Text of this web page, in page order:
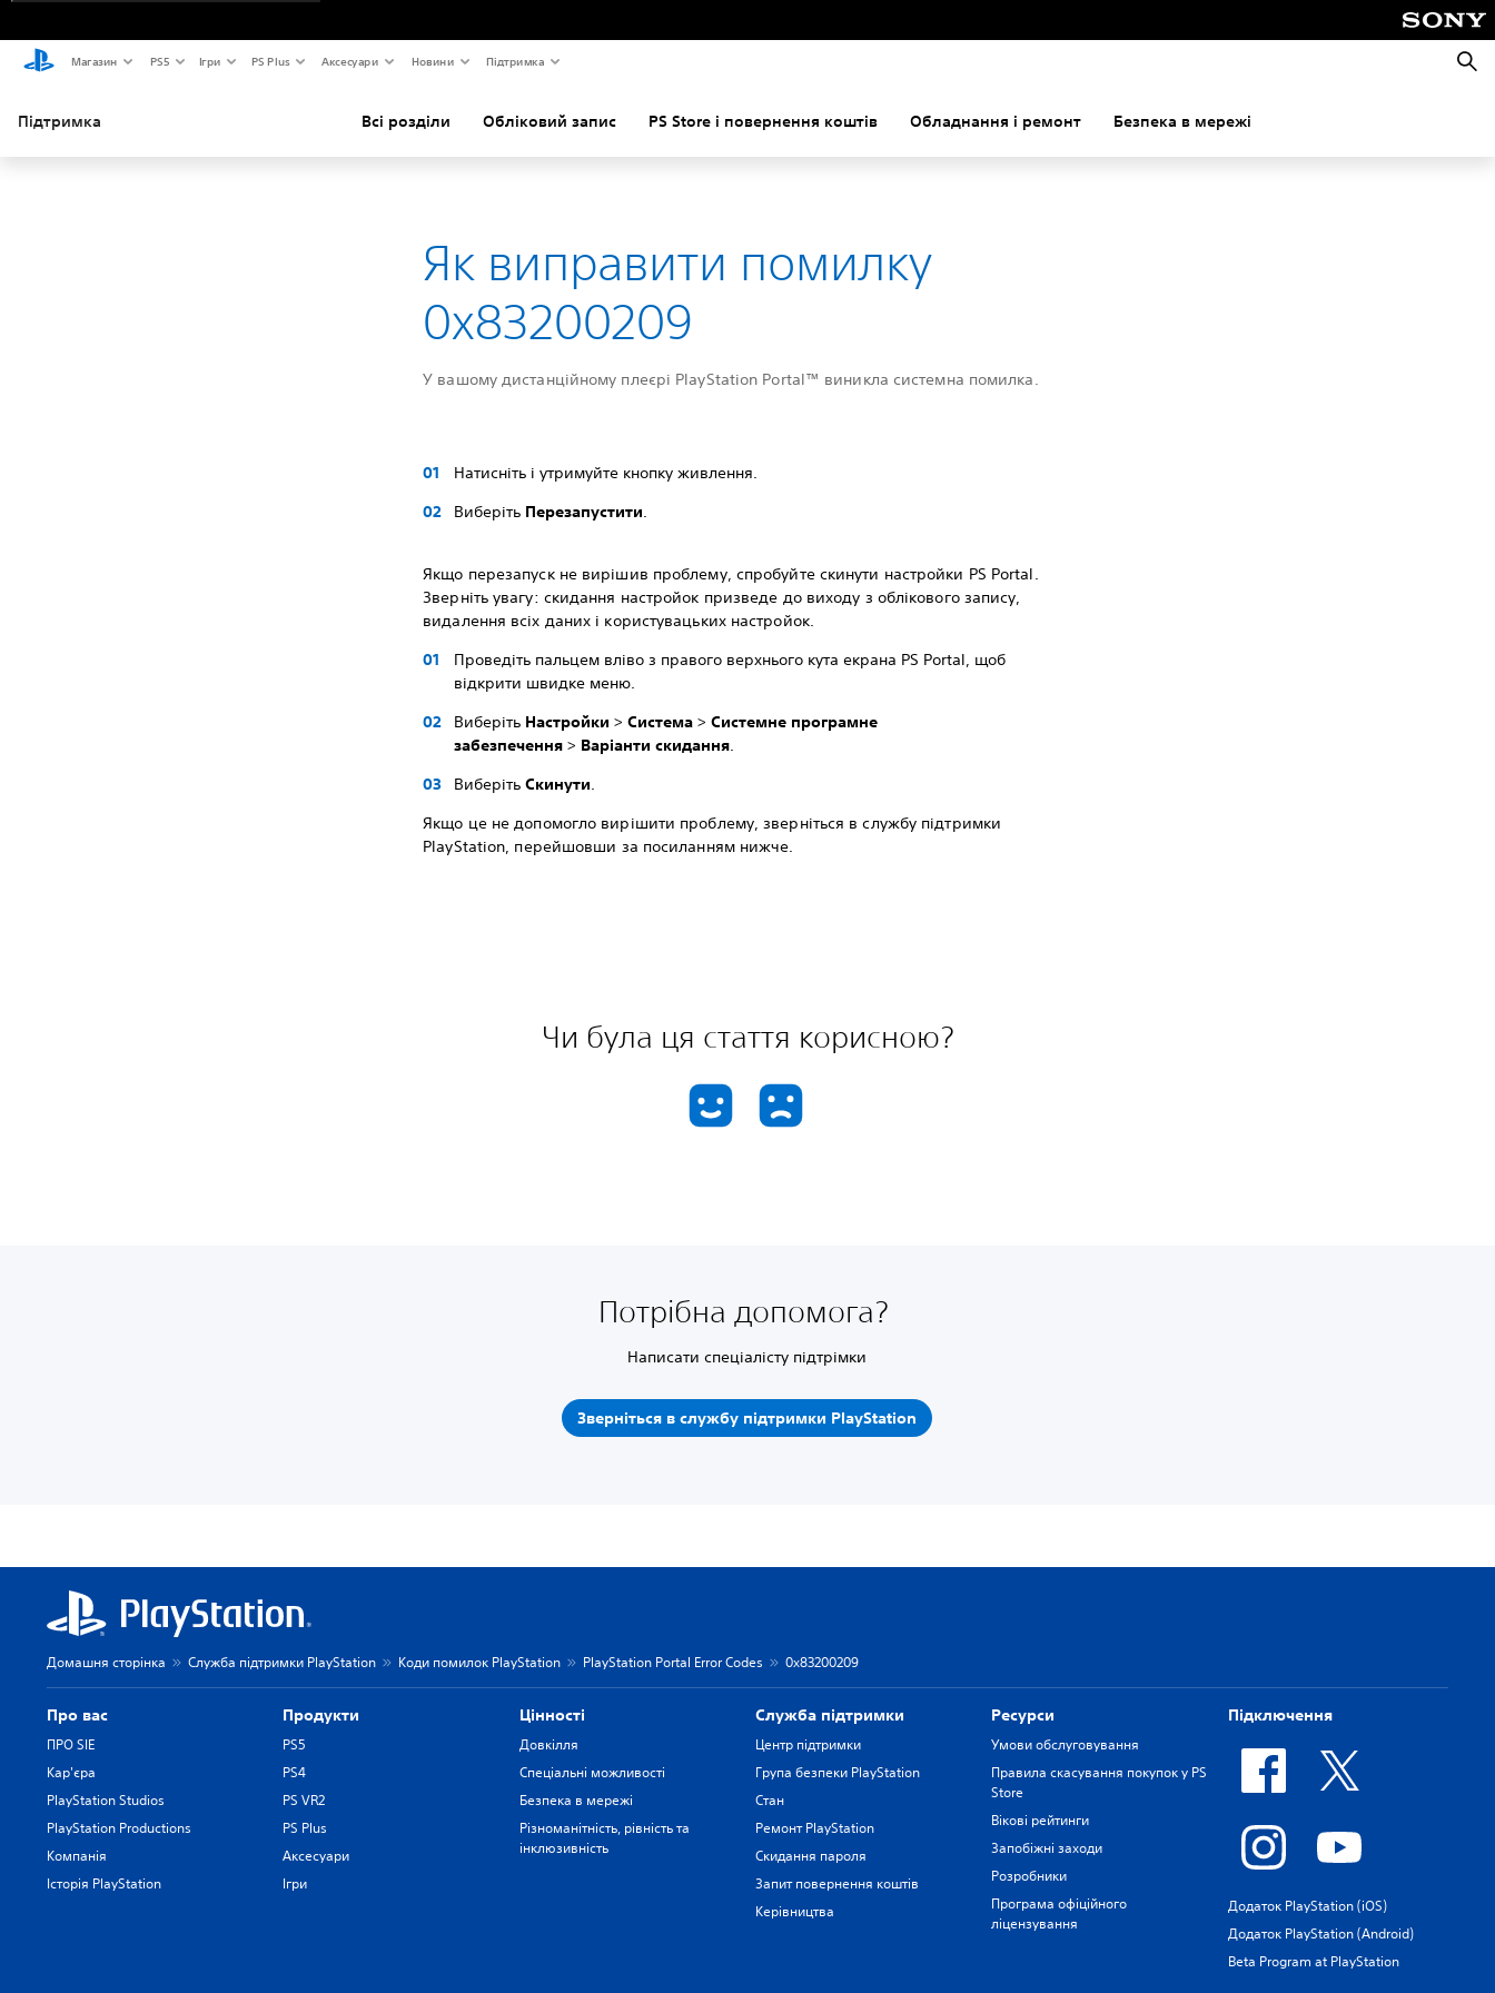
Магазин PS5 Ігри PS Plus Аксесуари Новини Підтримка
Підтримка Всі розділи Обліковий запис PS Store і повернення коштів Обладнання і ремонт Безпека в мережі
Як виправити помилку
0x83200209
У вашому дистанційному плеєрі PlayStation Portal™ виникла системна помилка.
Натисніть і утримуйте кнопку живлення.
Виберіть Перезапустити.
Якщо перезапуск не вирішив проблему, спробуйте скинути настройки PS Portal.
Зверніть увагу: скидання настройок призведе до виходу з облікового запису,
видалення всіх даних і користувацьких настройок.
Проведіть пальцем вліво з правого верхнього кута екрана PS Portal, щоб
відкрити швидке меню.
Виберіть Настройки >Система >Системне програмне
забезпечення > Варіанти скидання.
ВиберітьСкинути.
Якщо це не допомогло вирішити проблему, зверніться в службу підтримки
PlayStation, перейшовши за посиланням нижче.
Чи була ця стаття корисною?
Потрібна допомога?
Написати спеціалісту підтрімки
Зверніться в службу підтримки PlayStation
Домашня сторінка Служба підтримки PlayStation Коди помилок PlayStation PlayStation Portal Error Codes 0x83200209
Про вас
ПРО SIE
Кар'єра
PlayStation Studios
PlayStation Productions
Компанія
Історія PlayStation
Продукти
PS5
PS4
PS VR2
PS Plus
Аксесуари
Ігри
Цiнностi
Довкілля
Спеціальні можливості
Безпека в мережі
Різноманітність, рівність та
інклюзивність
Служба підтримки
Центр підтримки
Група безпеки PlayStation
Стан
Ремонт PlayStation
Скидання пароля
Запит повернення коштів
Керівництва
Ресурси
Умови обслуговування
Правила скасування покупок у PS
Store
Вікові рейтинги
Запобіжні заходи
Розробники
Програма офіційного
ліцензування
Підключення
Додаток PlayStation (iOS)
Додаток PlayStation (Android)
Beta Program at PlayStation